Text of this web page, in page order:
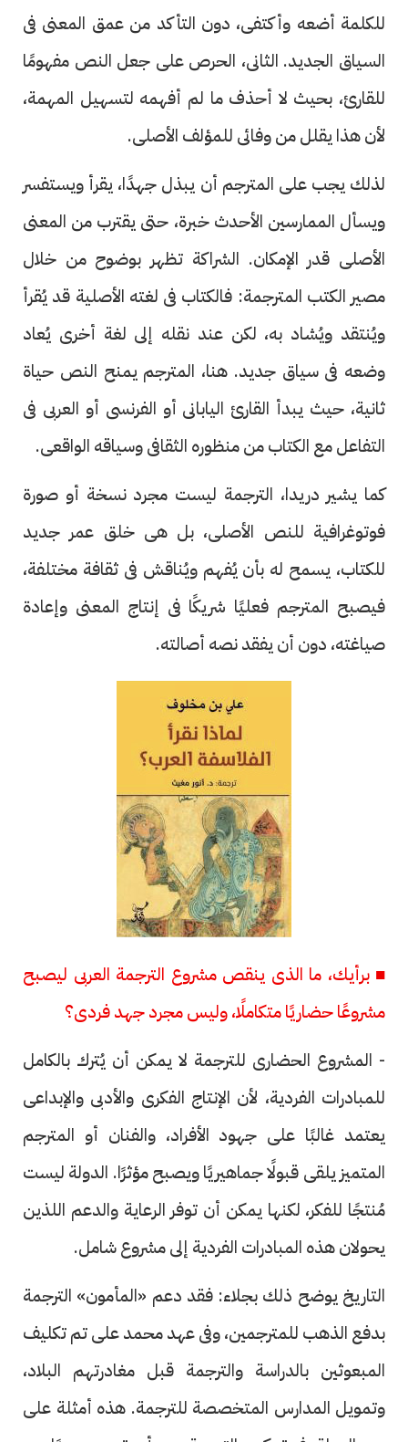
للكلمة أضعه وأكتفى، دون التأكد من عمق المعنى فى
السياق الجديد. الثانى، الحرص على جعل النص مفهومًا
للقارئ، بحيث لا أحذف ما لم أفهمه لتسهيل المهمة،
لأن هذا يقلل من وفائى للمؤلف الأصلى.
لذلك يجب على المترجم أن يبذل جهدًا، يقرأ ويستفسر
ويسأل الممارسين الأحدث خبرة، حتى يقترب من المعنى
الأصلى قدر الإمكان. الشراكة تظهر بوضوح من خلال
مصير الكتب المترجمة: فالكتاب فى لغته الأصلية قد يُقرأ
ويُنتقد ويُشاد به، لكن عند نقله إلى لغة أخرى يُعاد
وضعه فى سياق جديد. هنا، المترجم يمنح النص حياة
ثانية، حيث يبدأ القارئ اليابانى أو الفرنسى أو العربى فى
التفاعل مع الكتاب من منظوره الثقافى وسياقه الواقعى.
كما يشير دريدا، الترجمة ليست مجرد نسخة أو صورة
فوتوغرافية للنص الأصلى، بل هى خلق عمر جديد
للكتاب، يسمح له بأن يُفهم ويُناقش فى ثقافة مختلفة،
فيصبح المترجم فعليًا شريكًا فى إنتاج المعنى وإعادة
صياغته، دون أن يفقد نصه أصالته.
■ برأيك، ما الذى ينقص مشروع الترجمة العربى ليصبح
مشروعًا حضاريًا متكاملًا، وليس مجرد جهد فردى؟
- المشروع الحضارى للترجمة لا يمكن أن يُترك بالكامل
للمبادرات الفردية، لأن الإنتاج الفكرى والأدبى والإبداعى
يعتمد غالبًا على جهود الأفراد، والفنان أو المترجم
المتميز يلقى قبولًا جماهيريًا ويصبح مؤثرًا. الدولة ليست
مُنتجًا للفكر، لكنها يمكن أن توفر الرعاية والدعم اللذين
يحولان هذه المبادرات الفردية إلى مشروع شامل.
التاريخ يوضح ذلك بجلاء: فقد دعم «المأمون» الترجمة
بدفع الذهب للمترجمين، وفى عهد محمد على تم تكليف
المبعوثين بالدراسة والترجمة قبل مغادرتهم البلاد،
وتمويل المدارس المتخصصة للترجمة. هذه أمثلة على